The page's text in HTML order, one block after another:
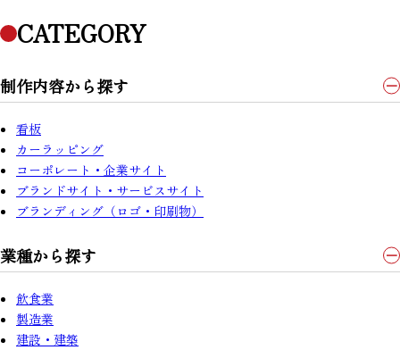
CATEGORY
制作内容から探す
看板
カーラッピング
コーポレート・企業サイト
ブランドサイト・サービスサイト
ブランディング（ロゴ・印刷物）
業種から探す
飲食業
製造業
建設・建築